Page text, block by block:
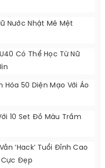
Nước Nhật Mê Mệt
Có Thể Học Từ Nữ
Hóa 50 Diện Mạo Với Áo
10 Set Đồ Màu Trầm
‘hack’ Tuổi Đỉnh Cao
Cực Đẹp